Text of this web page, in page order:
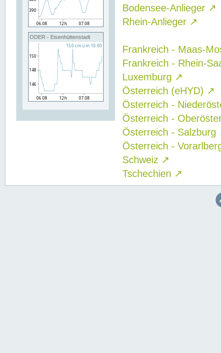
ODER - Eisenhüttenstadt
Bodensee-Anlieger ↗
Rhein-Anlieger ↗
Frankreich - Maas-
Frankreich - Rhein-
Luxemburg ↗
Österreich (eHYD) ↗
Österreich -
Österreich -
Österreich - Salzburg
Österreich -
Schweiz ↗
Tschechien ↗